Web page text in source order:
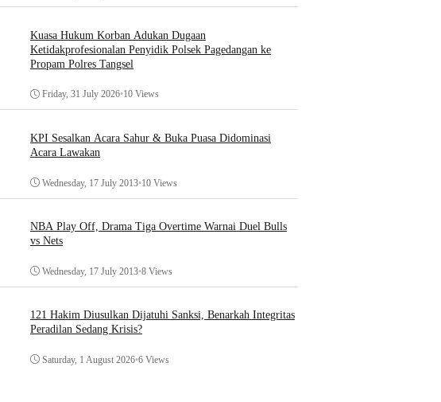
Kuasa Hukum Korban Adukan Dugaan
Ketidakprofesionalan Penyidik Polsek Pagedangan ke
Propam Polres Tangsel
Friday, 31 July 2026•10 Views
KPI Sesalkan Acara Sahur & Buka Puasa Didominasi
Acara Lawakan
Wednesday, 17 July 2013•10 Views
NBA Play Off, Drama Tiga Overtime Warnai Duel Bulls
vs Nets
Wednesday, 17 July 2013•8 Views
121 Hakim Diusulkan Dijatuhi Sanksi, Benarkah Integritas
Peradilan Sedang Krisis?
Saturday, 1 August 2026•6 Views